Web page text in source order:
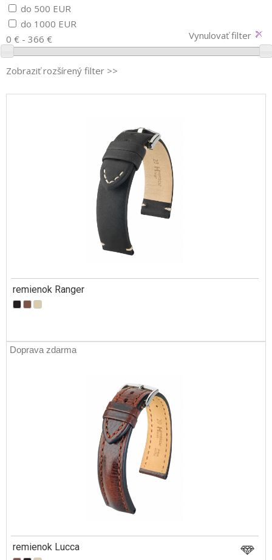
do 500 EUR
do 1000 EUR
0 € - 366 €
Vynulovať filter
Zobraziť rozšírený filter >>
remienok Ranger
Doprava zdarma
remienok Lucca